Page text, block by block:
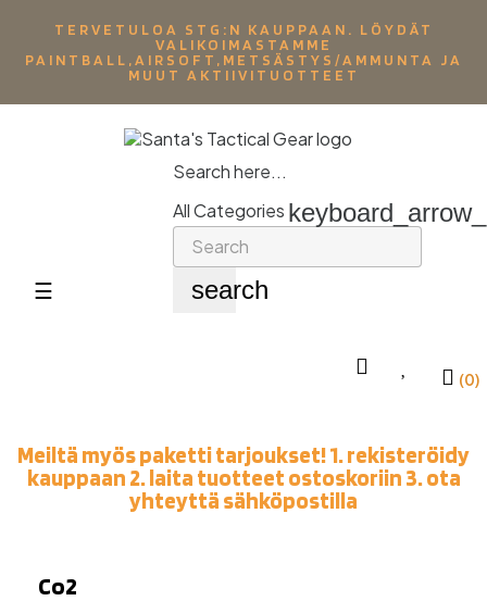
TERVETULOA STG:N KAUPPAAN. LÖYDÄT
VALIKOIMASTAMME
PAINTBALL,AIRSOFT,METSÄSTYS/AMMUNTA JA
MUUT AKTIIVITUOTTEET
Toggle
☰
Search here...
All Categories
search
(0)
Meiltä myös paketti tarjoukset! 1. rekisteröidy
kauppaan 2. laita tuotteet ostoskoriin 3. ota
yhteyttä sähköpostilla
Co2